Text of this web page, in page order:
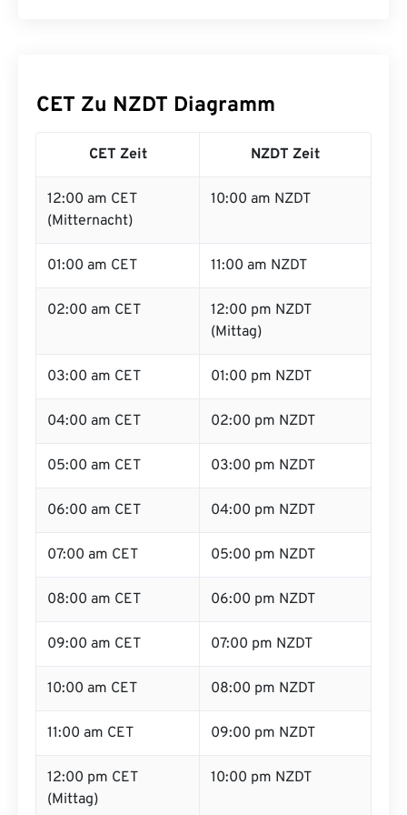
CET Zu NZDT Diagramm
CET Zeit NZDT Zeit
12:00 am CET
(Mitternacht)
10:00 am NZDT
01:00 am CET 11:00 am NZDT
02:00 am CET
12:00 pm NZDT
(Mittag)
03:00 am CET 01:00 pm NZDT
04:00 am CET 02:00 pm NZDT
05:00 am CET 03:00 pm NZDT
06:00 am CET 04:00 pm NZDT
07:00 am CET 05:00 pm NZDT
08:00 am CET 06:00 pm NZDT
09:00 am CET 07:00 pm NZDT
10:00 am CET 08:00 pm NZDT
11:00 am CET 09:00 pm NZDT
12:00 pm CET
(Mittag)
10:00 pm NZDT